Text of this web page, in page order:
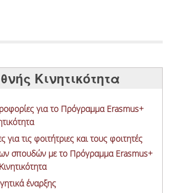
Κινητικότητα
για το Πρόγραμμα Erasmus+
για τις φοιτήτριες και τους φοιτητές
σπουδών με το Πρόγραμμα Erasmus+
έναρξης